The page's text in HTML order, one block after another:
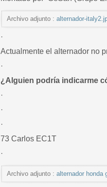
Archivo adjunto : alternador-
·
Actualmente el alternador no
·
¿Alguien podría indicarme
·
·
·
73 Carlos EC1T
·
Archivo adjunto : alternador honda